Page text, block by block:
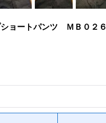
ョートパンツ ＭＢ０２６